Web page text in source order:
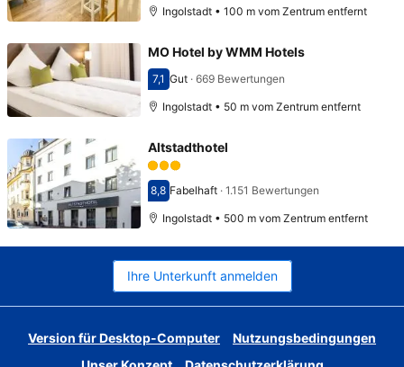
Ingolstadt • 100 m vom Zentrum entfernt
MO Hotel by WMM Hotels
Bewertet mit 7,1
7,1 Gut· 669 Bewertungen
Ingolstadt • 50 m vom Zentrum entfernt
Altstadthotel
Bewertet mit 8,8
8,8 Fabelhaft· 1.151 Bewertungen
Ingolstadt • 500 m vom Zentrum entfernt
Ihre Unterkunft anmelden
Version für Desktop-Computer
Nutzungsbedingungen